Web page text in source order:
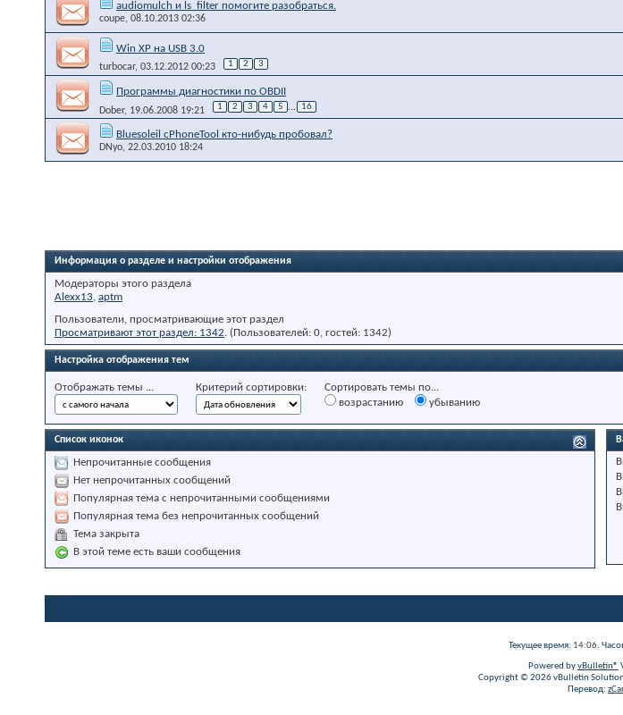
audiomulch и ls_filter помогите разобраться.
coupe, 08.10.2013 02:36
Win XP на USB 3.0
turbocar, 03.12.2012 00:23 1 2 3
Программы диагностики по OBDII
Dober, 19.06.2008 19:21 1 2 3 4 5 ... 16
Bluesoleil cPhoneTool кто-нибудь пробовал?
DNyo, 22.03.2010 18:24
Информация о разделе и настройки отображения
Модераторы этого раздела
Alexx13, aptm
Пользователи, просматривающие этот раздел
Просматривают этот раздел: 1342. (Пользователей: 0, гостей: 1342)
Настройка отображения тем
Отображать темы ... Критерий сортировки:
Сортировать темы по...
возрастанию
убыванию
Список иконок
Непрочитанные сообщения
Нет непрочитанных сообщений
Популярная тема с непрочитанными сообщениями
Популярная тема без непрочитанных сообщений
Тема закрыта
В этой теме есть ваши сообщения
Текущее время: 14:06.
Powered byvBulletin®
Copyright © 2026 vBulletin
Перевод: